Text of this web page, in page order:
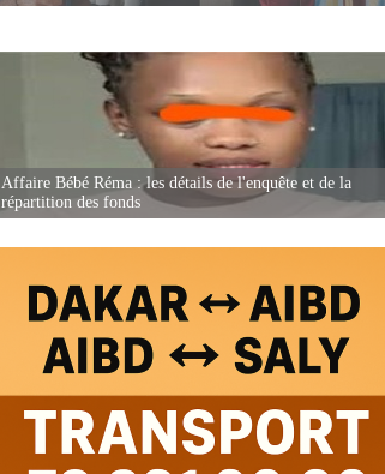
Affaire Bébé Réma : les détails de l'enquête et de la
répartition des fonds